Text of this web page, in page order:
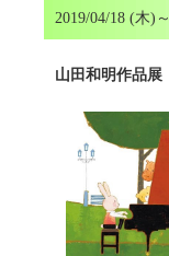
2019/04/18 (木)～
山田和明作品展